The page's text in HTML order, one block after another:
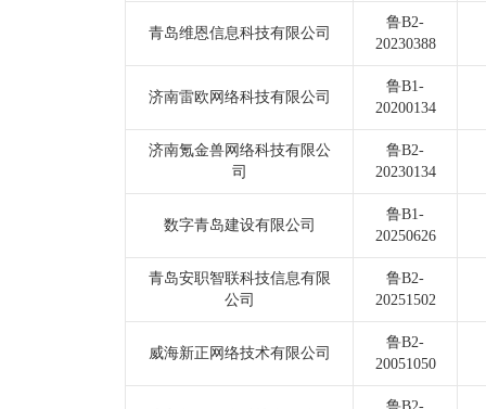
青岛维恩信息科技有限公司
鲁B2-
20230388
济南雷欧网络科技有限公司
鲁B1-
20200134
济南氪金兽网络科技有限公
司
鲁B2-
20230134
数字青岛建设有限公司
鲁B1-
20250626
青岛安职智联科技信息有限
公司
鲁B2-
20251502
威海新正网络技术有限公司
鲁B2-
20051050